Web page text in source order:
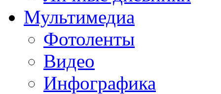
Мультимедиа
Фотоленты
Видео
Инфографика